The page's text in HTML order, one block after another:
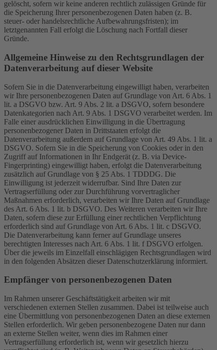
gelöscht, sofern wir keine anderen rechtlich zulässigen Gründe für
die Speicherung Ihrer personenbezogenen Daten haben (z. B.
steuer- oder handelsrechtliche Aufbewahrungsfristen); im
letztgenannten Fall erfolgt die Löschung nach Fortfall dieser
Gründe.
Allgemeine Hinweise zu den Rechtsgrundlagen der
Datenverarbeitung auf dieser Website
Sofern Sie in die Datenverarbeitung eingewilligt haben, verarbeiten
wir Ihre personenbezogenen Daten auf Grundlage von Art. 6 Abs. 1
lit. a DSGVO bzw. Art. 9 Abs. 2 lit. a DSGVO, sofern besondere
Datenkategorien nach Art. 9 Abs. 1 DSGVO verarbeitet werden. Im
Falle einer ausdrücklichen Einwilligung in die Übertragung
personenbezogener Daten in Drittstaaten erfolgt die
Datenverarbeitung außerdem auf Grundlage von Art. 49 Abs. 1 lit. a
DSGVO. Sofern Sie in die Speicherung von Cookies oder in den
Zugriff auf Informationen in Ihr Endgerät (z. B. via Device-
Fingerprinting) eingewilligt haben, erfolgt die Datenverarbeitung
zusätzlich auf Grundlage von § 25 Abs. 1 TDDDG. Die
Einwilligung ist jederzeit widerrufbar. Sind Ihre Daten zur
Vertragserfüllung oder zur Durchführung vorvertraglicher
Maßnahmen erforderlich, verarbeiten wir Ihre Daten auf Grundlage
des Art. 6 Abs. 1 lit. b DSGVO. Des Weiteren verarbeiten wir Ihre
Daten, sofern diese zur Erfüllung einer rechtlichen Verpflichtung
erforderlich sind auf Grundlage von Art. 6 Abs. 1 lit. c DSGVO.
Die Datenverarbeitung kann ferner auf Grundlage unseres
berechtigten Interesses nach Art. 6 Abs. 1 lit. f DSGVO erfolgen.
Über die jeweils im Einzelfall einschlägigen Rechtsgrundlagen wird
in den folgenden Absätzen dieser Datenschutzerklärung informiert.
Empfänger von personenbezogenen Daten
Im Rahmen unserer Geschäftstätigkeit arbeiten wir mit
verschiedenen externen Stellen zusammen. Dabei ist teilweise auch
eine Übermittlung von personenbezogenen Daten an diese externen
Stellen erforderlich. Wir geben personenbezogene Daten nur dann
an externe Stellen weiter, wenn dies im Rahmen einer
Vertragserfüllung erforderlich ist, wenn wir gesetzlich hierzu